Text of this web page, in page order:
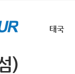
태국
)